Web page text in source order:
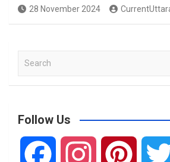
28 November 2024
a
c
Follow Us